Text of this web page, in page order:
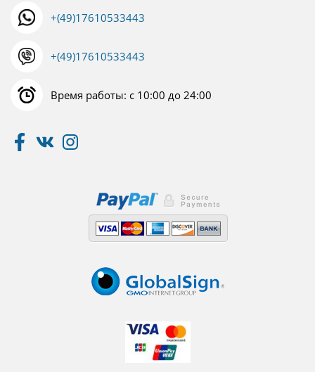
+(49)17610533443
+(49)17610533443
Время работы: с 10:00 до 24:00